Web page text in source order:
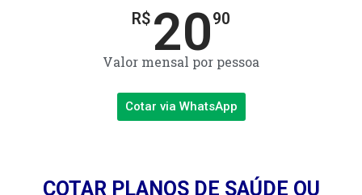
R$ 2090
Valor mensal por pessoa
Cotar via WhatsApp
COTAR PLANOS DE SAÚDE OU